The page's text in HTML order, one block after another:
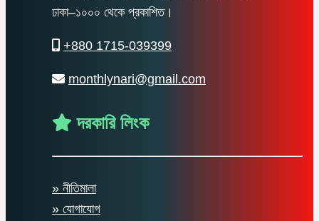
ঢাকা–১০০০ থেকে প্রকাশিত।
+880 1715-039399
monthlynari@gmail.com
দরকারি লিংক
» নীতিমালা
» যোগাযোগ